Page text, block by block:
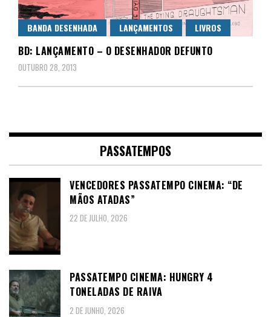
BANDA DESENHADA LANÇAMENTOS LIVROS
BD: LANÇAMENTO – O DESENHADOR DEFUNTO
OUTUBRO 28, 2013
PASSATEMPOS
VENCEDORES PASSATEMPO CINEMA: “DE
MÃOS ATADAS”
22 DE JULHO, 2026
PASSATEMPO CINEMA: HUNGRY 4
TONELADAS DE RAIVA
2 DE JUNHO, 2026